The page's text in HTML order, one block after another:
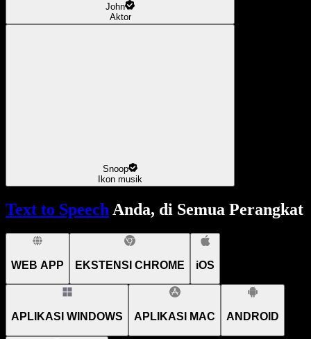
John
Aktor
Snoop
Ikon musik
Text to SpeechAnda, di Semua Perangkat
WEB APP EKSTENSI CHROME iOS
APLIKASI WINDOWS APLIKASI MAC ANDROID